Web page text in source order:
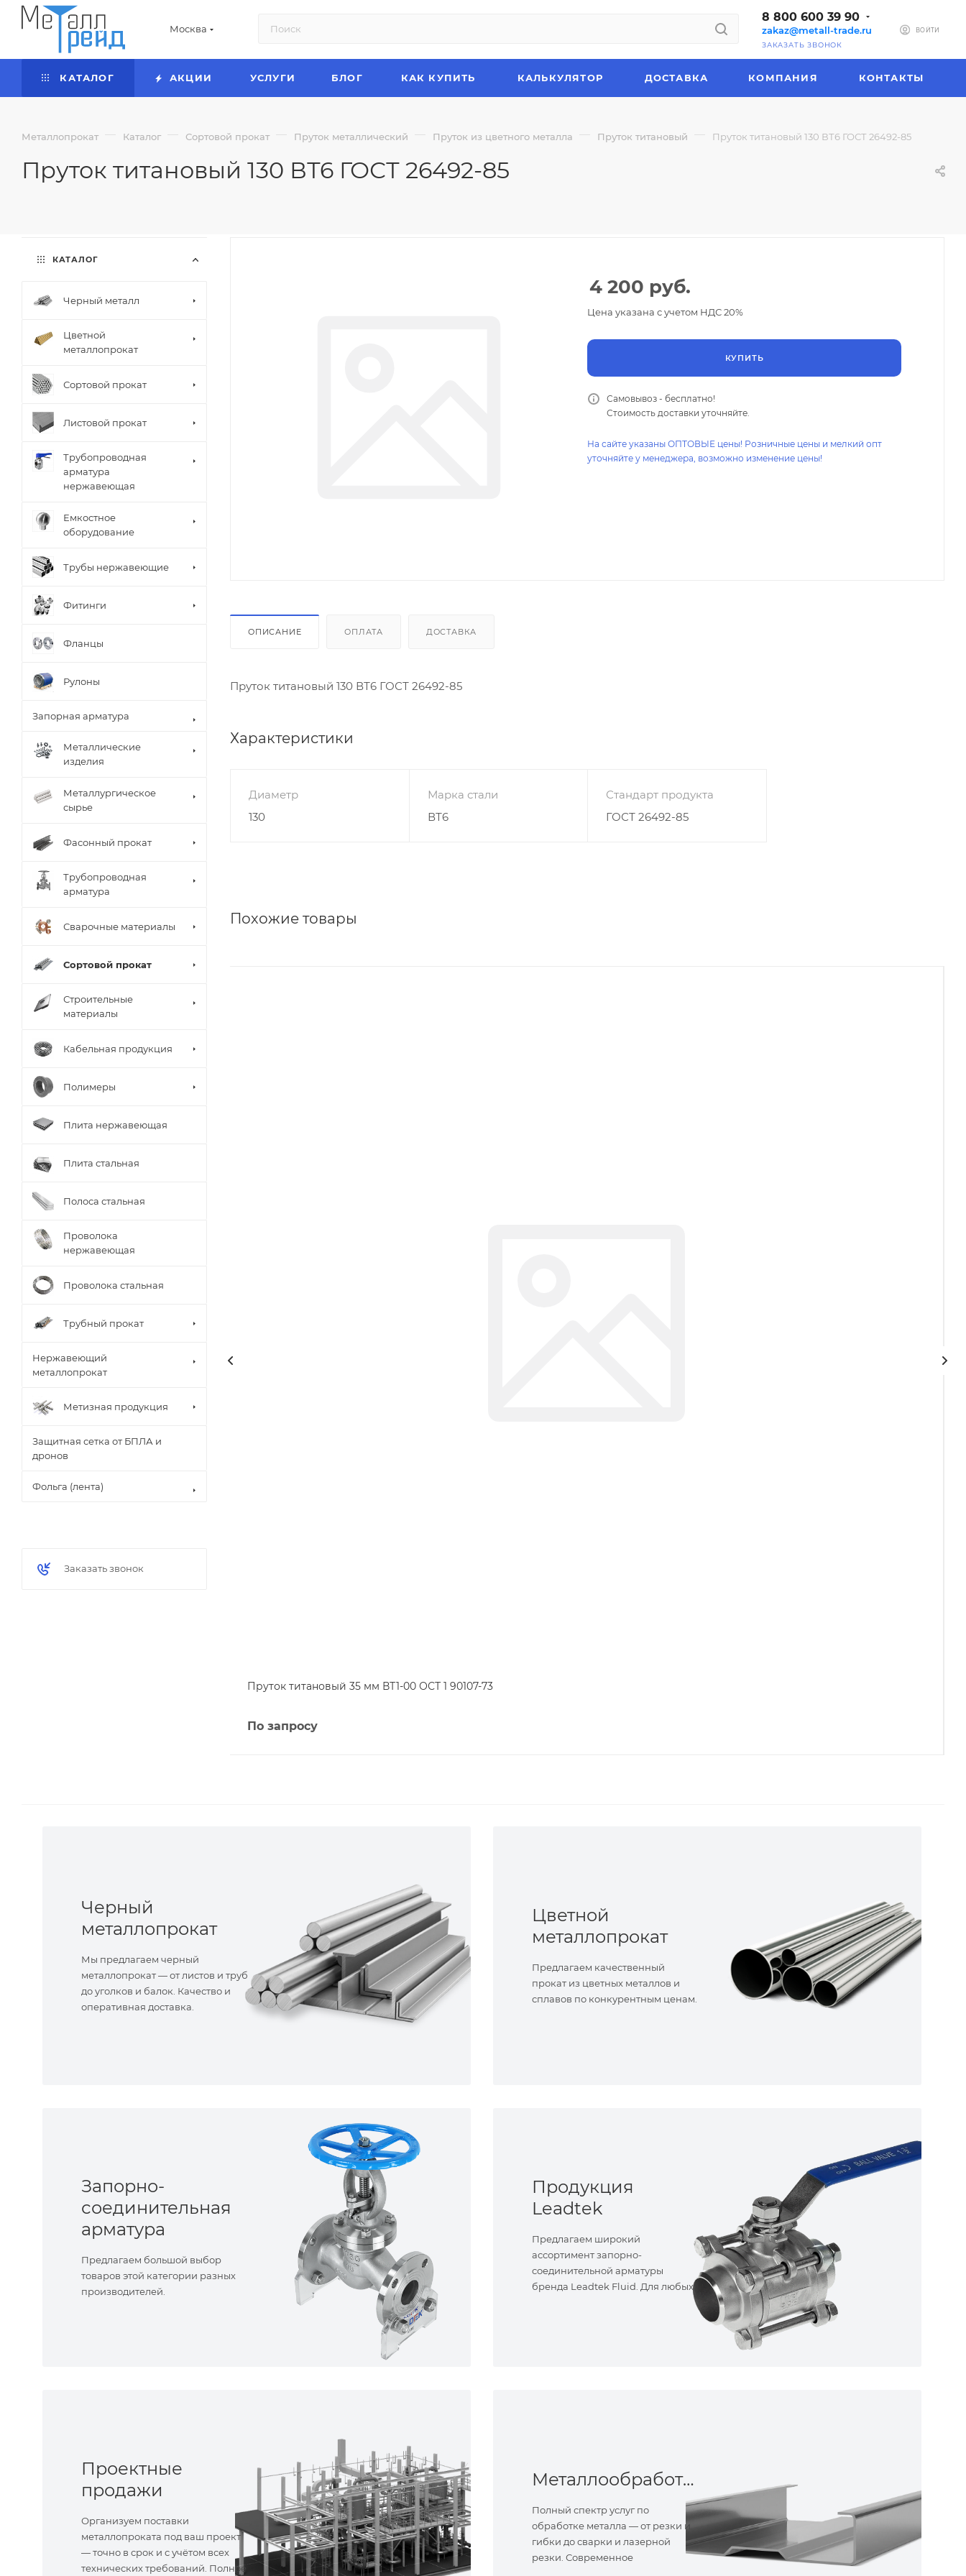
Москва
8 800 600 39 90
zakaz@metall-trade.ru
ЗАКАЗАТЬ ЗВОНОК
ВОЙТИ
КАТАЛОГ АКЦИИ УСЛУГИ БЛОГ КАК КУПИТЬ КАЛЬКУЛЯТОР ДОСТАВКА КОМПАНИЯ КОНТАКТЫ
Металлопрокат — Каталог — Сортовой прокат — Пруток металлический — Пруток из цветного металла — Пруток титановый — Пруток титановый 130 ВТ6 ГОСТ 26492-85
Пруток титановый 130 ВТ6 ГОСТ 26492-85
4 200 руб.
Цена указана с учетом НДС 20%
КУПИТЬ
Самовывоз - бесплатно!
Стоимость доставки уточняйте.
На сайте указаны ОПТОВЫЕ цены! Розничные цены и мелкий опт
уточняйте у менеджера, возможно изменение цены!
ОПИСАНИЕ ОПЛАТА ДОСТАВКА
Пруток титановый 130 ВТ6 ГОСТ 26492-85
Характеристики
Диаметр
130
Марка стали
ВТ6
Стандарт продукта
ГОСТ 26492-85
Похожие товары
Пруток титановый 35 мм ВТ1-00 ОСТ 1 90107-73
По запросу
КАТАЛОГ
Черный металл
Цветной
металлопрокат
Сортовой прокат
Листовой прокат
Трубопроводная
арматура
нержавеющая
Емкостное
оборудование
Трубы нержавеющие
Фитинги
Фланцы
Рулоны
Запорная арматура
Металлические
изделия
Металлургическое
сырье
Фасонный прокат
Трубопроводная
арматура
Сварочные материалы
Сортовой прокат
Строительные
материалы
Кабельная продукция
Полимеры
Плита нержавеющая
Плита стальная
Полоса стальная
Проволока
нержавеющая
Проволока стальная
Трубный прокат
Нержавеющий
металлопрокат
Метизная продукция
Защитная сетка от БПЛА и
дронов
Фольга (лента)
Заказать звонок
Черный
металлопрокат
Мы предлагаем черный
металлопрокат — от листов и труб
до уголков и балок. Качество и
оперативная доставка.
Цветной
металлопрокат
Предлагаем качественный
прокат из цветных металлов и
сплавов по конкурентным ценам.
Запорно-
соединительная
арматура
Предлагаем большой выбор
товаров этой категории разных
производителей.
Продукция
Leadtek
Предлагаем широкий
ассортимент запорно-
соединительной арматуры
бренда Leadtek Fluid. Для любых
Проектные
продажи
Организуем поставки
металлопроката под ваш проект
— точно в срок и с учётом всех
технических требований. Полное
Металлообработка
Полный спектр услуг по
обработке металла — от резки и
гибки до сварки и лазерной
резки. Современное